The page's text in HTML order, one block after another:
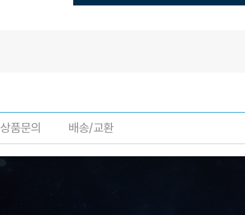
상품문의 배송/교환